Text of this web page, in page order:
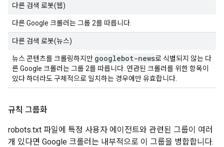
다른 검색 로봇(웹)
다른 Google 크롤러는 그룹 2를 따릅니다.
다른 검색 로봇(뉴스)
뉴스 콘텐츠를 크롤링하지만 googlebot-news로 식별되지 않는 다
른 Google 크롤러는 그룹 2를 따릅니다. 연관된 크롤러를 위한 항목이
있다 하더라도 구체적으로 일치하는 경우에만 유효합니다.
규칙 그룹화
robots.txt 파일에 특정 사용자 에이전트와 관련된 그룹이 여러
개 있다면 Google 크롤러는 내부적으로 이 그룹을 병합합니다.